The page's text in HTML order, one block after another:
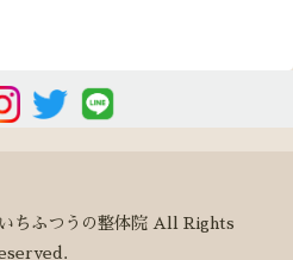
ちふつうの整体院 All Rights